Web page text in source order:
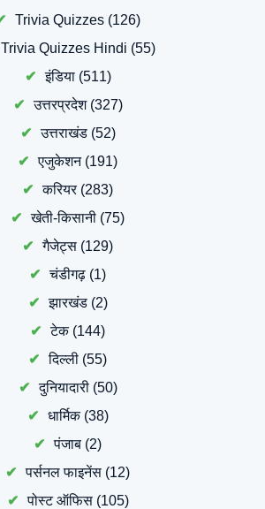
Trivia Quizzes (126)
Trivia Quizzes Hindi (55)
इंडिया(511)
उत्तरप्रदेश(327)
उत्तराखंड(52)
एजुकेशन(191)
करियर(283)
खेती-किसानी (75)
गैजेट्स (129)
चंडीगढ़ (1)
झारखंड(2)
टेक(144)
दिल्ली (55)
दुनियादारी(50)
धार्मिक(38)
पंजाब (2)
पर्सनल फाइनेंस (12)
पोस्ट ऑफिस(105)